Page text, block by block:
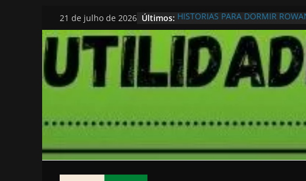
Pular
para
o
conteúdo
21 de julho de 2026 Últimos: HISTORIAS PARA DORMIR